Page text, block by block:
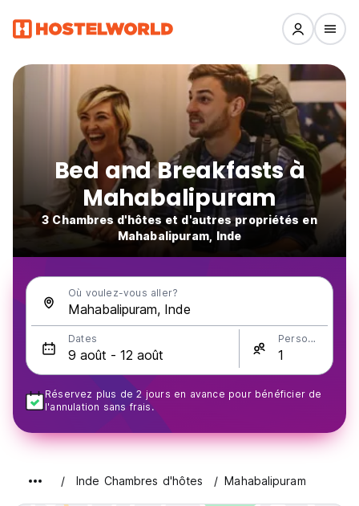
Bed and Breakfasts à
Mahabalipuram
3 Chambres d'hôtes et d'autres propriétés en
Mahabalipuram, Inde
Où voulez-vous aller?
Dates Personnes
Réservez plus de 2 jours en avance pour bénéficier de
l'annulation sans frais.
Inde Chambres d'hôtes Mahabalipuram